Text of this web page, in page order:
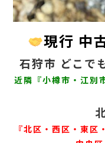
現行 中
石狩市 どこで
近隣『小樽市・江別
『北区・西区・東区